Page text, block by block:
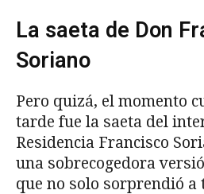
La saeta de Don
Soriano
Pero quizá, el momento
tarde fue la saeta del
Residencia Francisco
una sobrecogedora
que no solo sorprendió a